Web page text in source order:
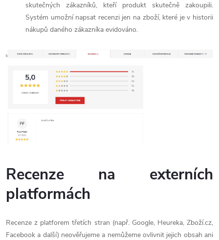
skutečných zákazníků, kteří produkt skutečně zakoupili.
Systém umožní napsat recenzi jen na zboží, které je v historii
nákupů daného zákazníka evidováno.
Recenze na externích
platformách
Recenze z platforem třetích stran (např. Google, Heureka, Zboží.cz,
Facebook a další) neověřujeme a nemůžeme ovlivnit jejich obsah ani